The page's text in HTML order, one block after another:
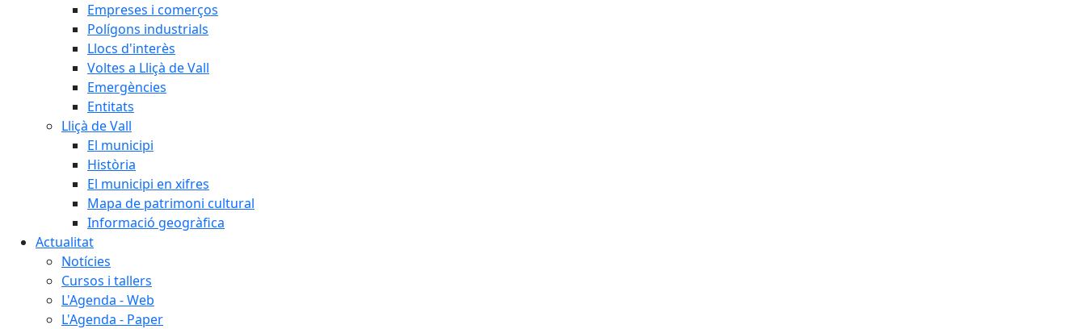
Empreses i comerços
Polígons industrials
Llocs d'interès
Voltes a Lliçà de Vall
Emergències
Entitats
Lliçà de Vall
El municipi
Història
El municipi en xifres
Mapa de patrimoni cultural
Informació geogràfica
Actualitat
Notícies
Cursos i tallers
L'Agenda - Web
L'Agenda - Paper